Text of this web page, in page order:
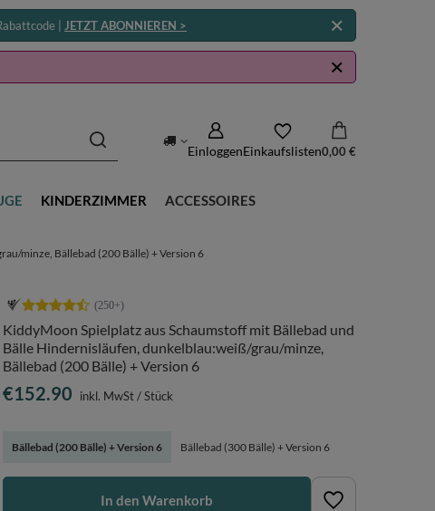
| JETZT ABONNIEREN >
EinloggenEinkaufslisten0,00 €
KINDERZIMMER ACCESSOIRES
minze, Bällebad (200 Bälle) + Version 6
KiddyMoon Spielplatz aus Schaumstoff mit Bällebad und
Bälle Hindernisläufen, dunkelblau:weiß/grau/minze,
Bällebad (200 Bälle) + Version 6
Bällebad (200 Bälle) + Version 6 Bällebad (300 Bälle) + Version 6
€152.90 inkl. MwSt/Stück
In den Warenkorb